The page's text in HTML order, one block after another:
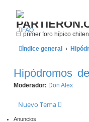
¿Qué esperas?
El primer foro hípico
FAQ
Índice general
Hipódromos
Moderador: Don Alex
Nuevo Tema
Anuncios